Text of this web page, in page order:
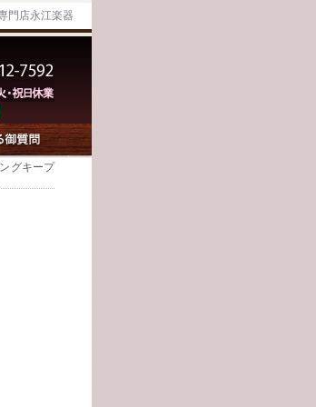
門店永江楽器
グキープ